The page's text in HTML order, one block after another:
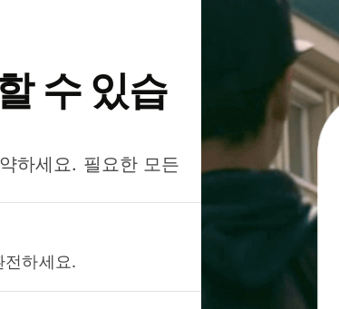
수 있습
하세요. 필요한 모든
전하세요.